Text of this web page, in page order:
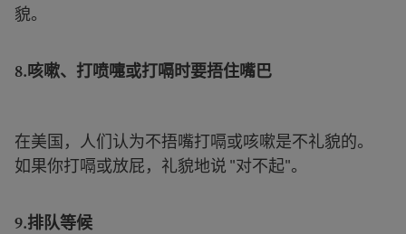
貌。
8.咳嗽、打喷嚏或打嗝时要捂住嘴巴
在美国，人们认为不捂嘴打嗝或咳嗽是不礼貌的。
如果你打嗝或放屁，礼貌地说 "对不起"。
9.排队等候